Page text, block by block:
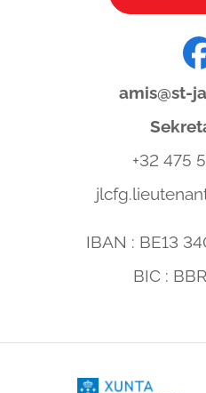
amis@st-
+32 475
IBAN : BE13
BIC :